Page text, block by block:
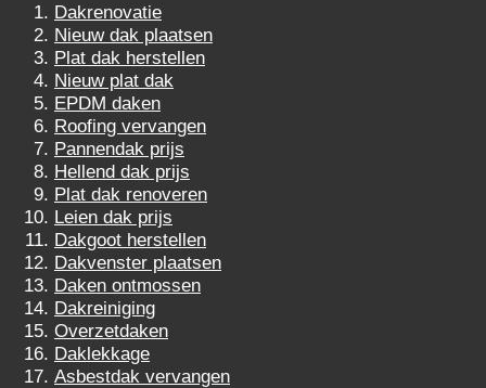
Dakrenovatie
Nieuw dak plaatsen
Plat dak herstellen
Nieuw plat dak
EPDM daken
Roofing vervangen
Pannendak prijs
Hellend dak prijs
Plat dak renoveren
Leien dak prijs
Dakgoot herstellen
Dakvenster plaatsen
Daken ontmossen
Dakreiniging
Overzetdaken
Daklekkage
Asbestdak vervangen